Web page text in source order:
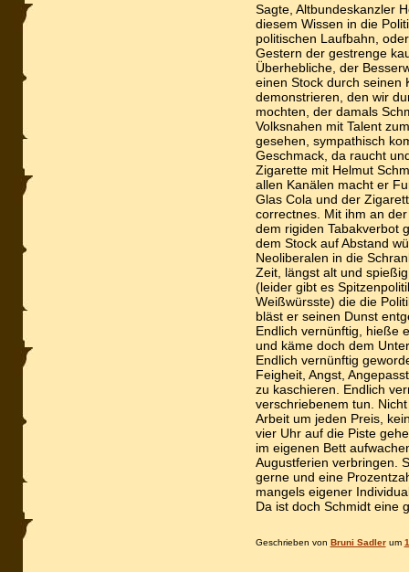
Sagte, Altbundeskanzler
diesem Wissen in die
politischen Laufbahn,
Gestern der gestrenge
Überhebliche, der
einen Stock durch seinen
demonstrieren, den wir
mochten, der damals
Volksnahen mit Talent
gesehen, sympathisch
Geschmack, da raucht
Zigarette mit Helmut
allen Kanälen macht er
Glas Cola und der
correctnes. Mit ihm an
dem rigiden Tabakverbot
dem Stock auf Abstand
Neoliberalen in die
Zeit, längst alt und
(leider gibt es
Weißwürsste) die die
bläst er seinen Dunst
Endlich vernünftig, hieße
und käme doch dem
Endlich vernünftig
Feigheit, Angst,
zu kaschieren. Endlich
verschriebenem tun.
Arbeit um jeden Preis,
vier Uhr auf die Piste
im eigenen Bett
Augustferien verbringen.
gerne und eine
mangels eigener
Da ist doch Schmidt eine
Geschrieben von Bruni Sadlerum